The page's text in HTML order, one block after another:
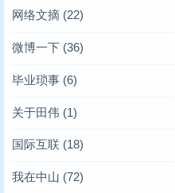
网络文摘 (22)
微博一下 (36)
毕业琐事 (6)
关于田伟 (1)
国际互联 (18)
我在中山 (72)